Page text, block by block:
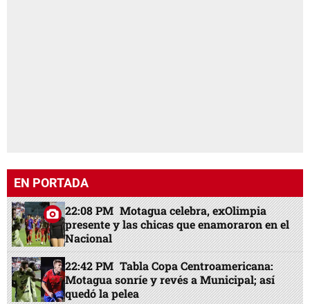
EN PORTADA
22:08 PM Motagua celebra, exOlimpia
presente y las chicas que enamoraron en el
Nacional
22:42 PM Tabla Copa Centroamericana:
Motagua sonríe y revés a Municipal; así
quedó la pelea